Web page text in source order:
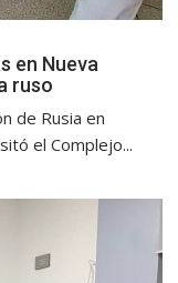
en Nueva
ruso
de Rusia en
el Complejo...